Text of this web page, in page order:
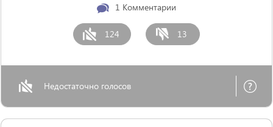
1 Комментарии
124 13
Недостаточно голосов